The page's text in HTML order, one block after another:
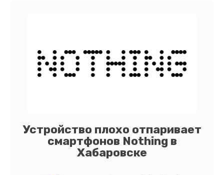
Устройство плохо отпаривает
смартфонов Nothing в
Хабаровске